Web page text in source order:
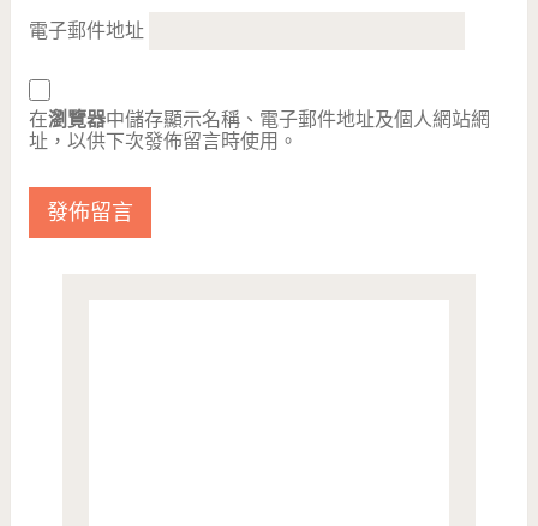
電子郵件地址
在瀏覽器中儲存顯示名稱、電子郵件地址及個人網站網
址，以供下次發佈留言時使用。